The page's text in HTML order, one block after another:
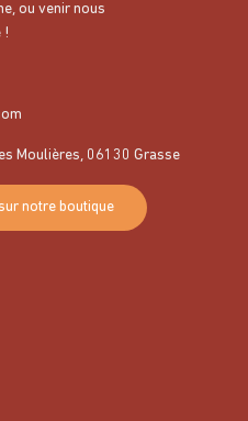
ou venir nous
!
Moulières, 06130 Grasse
notre boutique